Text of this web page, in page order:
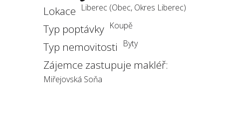
Lokace Liberec (Obec, Okres Liberec)
Typ poptávky Koupě
Typ nemovitosti Byty
Zájemce zastupuje makléř:
Miřejovská Soňa